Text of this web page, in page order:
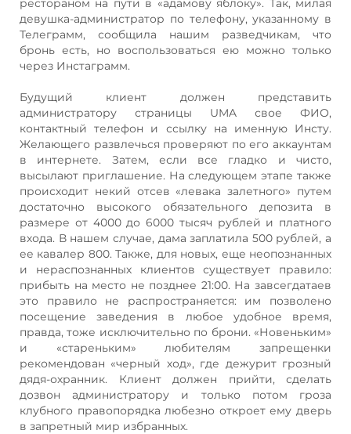
девушка-администратор по телефону, указанному в
Телеграмм, сообщила нашим разведчикам, что
бронь есть, но воспользоваться ею можно только
через Инстаграмм.
Будущий клиент должен представить
администратору страницы UMA свое ФИО,
контактный телефон и ссылку на именную Инсту.
Желающего развлечься проверяют по его аккаунтам
в интернете. Затем, если все гладко и чисто,
высылают приглашение. На следующем этапе также
происходит некий отсев «левака залетного» путем
достаточно высокого обязательного депозита в
размере от 4000 до 6000 тысяч рублей и платного
входа. В нашем случае, дама заплатила 500 рублей, а
ее кавалер 800. Также, для новых, еще неопознанных
и нераспознанных клиентов существует правило:
прибыть на место не позднее 21:00. На завсегдатаев
это правило не распространяется: им позволено
посещение заведения в любое удобное время,
правда, тоже исключительно по брони. «Новеньким»
и «стареньким» любителям запрещенки
рекомендован «черный ход», где дежурит грозный
дядя-охранник. Клиент должен прийти, сделать
дозвон администратору и только потом гроза
клубного правопорядка любезно откроет ему дверь
в запретный мир избранных.